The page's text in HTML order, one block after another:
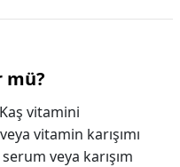
mü?
vitamini
vitamin karışımı
veya karışım